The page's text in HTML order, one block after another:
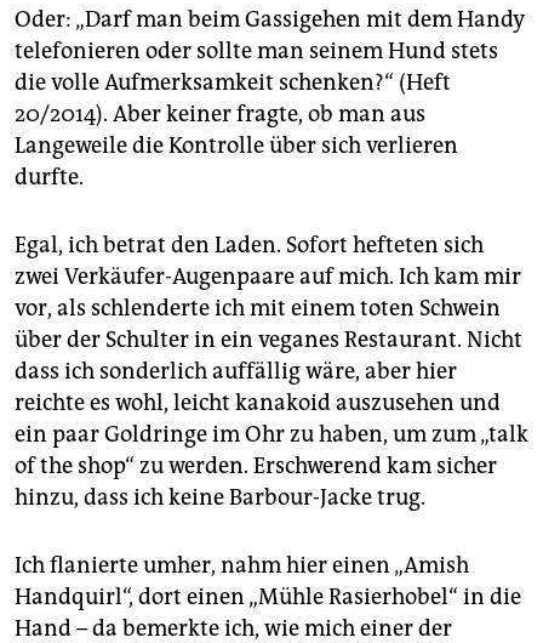
Oder: „Darf man beim Gassigehen mit dem Handy
telefonieren oder sollte man seinem Hund stets
die volle Aufmerksamkeit schenken?“ (Heft
20/2014). Aber keiner fragte, ob man aus
Langeweile die Kontrolle über sich verlieren
durfte.
Egal, ich betrat den Laden. Sofort hefteten sich
zwei Verkäufer-Augenpaare auf mich. Ich kam mir
vor, als schlenderte ich mit einem toten Schwein
über der Schulter in ein veganes Restaurant. Nicht
dass ich sonderlich auffällig wäre, aber hier
reichte es wohl, leicht kanakoid auszusehen und
ein paar Goldringe im Ohr zu haben, um zum „talk
of the shop“ zu werden. Erschwerend kam sicher
hinzu, dass ich keine Barbour-Jacke trug.
Ich flanierte umher, nahm hier einen „Amish
Handquirl“, dort einen „Mühle Rasierhobel“ in die
Hand – da bemerkte ich, wie mich einer der